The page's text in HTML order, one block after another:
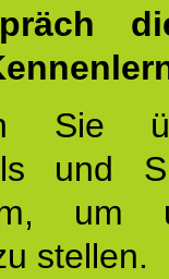
Sie
und
um
stellen.